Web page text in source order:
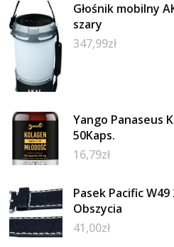
Głośnik mobilny
szary
347,99zł
Yango Panaseus
50Kaps.
16,79zł
Pasek Pacific W49
Obszycia
41,00zł